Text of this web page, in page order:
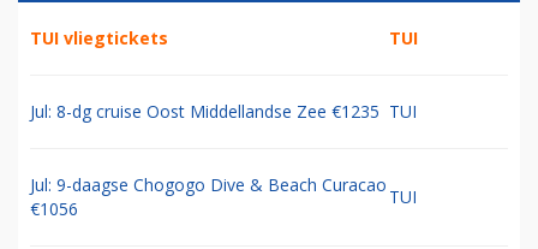
TUI vliegtickets TUI
Jul: 8-dg cruise Oost Middellandse Zee €1235 TUI
Jul: 9-daagse Chogogo Dive & Beach Curacao
€1056
TUI